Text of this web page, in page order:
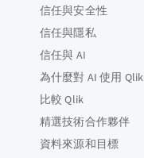
信任與安全性
信任與隱私
信任與 AI
為什麼對 AI 使用 Qlik
比較 Qlik
精選技術合作夥伴
資料來源和目標